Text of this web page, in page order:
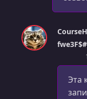
Эта